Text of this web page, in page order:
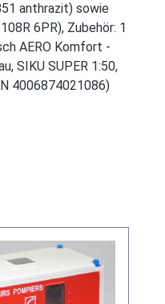
anthrazit) sowie
6PR), Zubehör: 1
AERO Komfort -
SIKU SUPER 1:50,
4006874021086)